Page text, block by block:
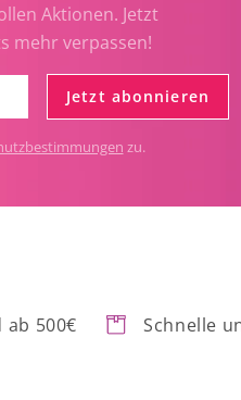
Aktionen. Jetzt
mehr verpassen!
Jetzt abonnieren
zu.
ab 500€ Schnelle